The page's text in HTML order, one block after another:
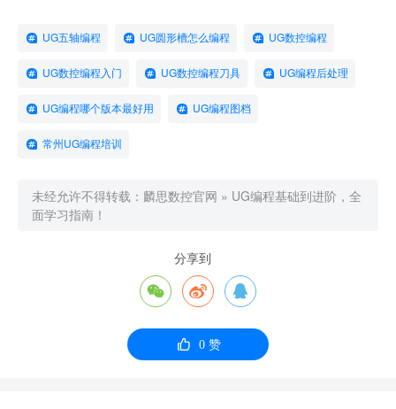
UG五轴编程 UG圆形槽怎么编程 UG数控编程
UG数控编程入门 UG数控编程刀具 UG编程后处理
UG编程哪个版本最好用 UG编程图档
常州UG编程培训
未经允许不得转载： 麟思数控官网 » UG编程基础到进阶，全
面学习指南！
分享到
  
 0赞